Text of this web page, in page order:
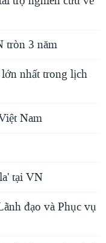
tròn 3 năm
nhất trong lịch
Nam
tại VN
đạo và Phục vụ